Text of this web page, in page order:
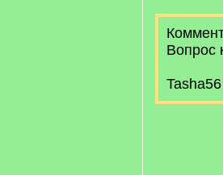
Вопрос
Tasha56